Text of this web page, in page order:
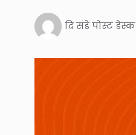
दि संडे पोस्ट डेस्क